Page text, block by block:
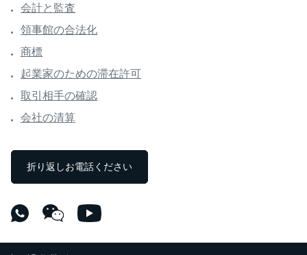
会計と監査
領事館の合法化
商標
起業家のための滞在許可
取引相手の確認
会社の清算
折り返しお電話ください